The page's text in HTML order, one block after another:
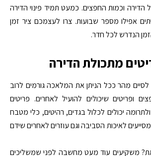
הדירה וכמות החפצים. כמעט תמיד פינוי הדירה
אפילו מספר שבועות. צרו לעצמכם ציר זמן
הנדרש לכל חדר.
מהר ככל הניתן את המלאכה גורמים לרוב
ופריטים שיכולים להועיל לאחרים. פריטים
יכולים לכלול בגדים, רהיטים, כלי מטבח
לאיכות הסביבה וגם עוזרים לאחרים שידם
משקיעים עוד מעט מחשבה לפני שמשליכים